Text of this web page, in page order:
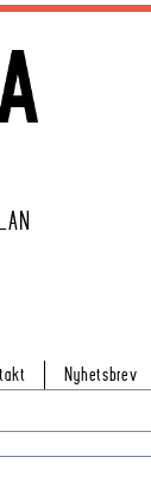
Nyhetsbrev